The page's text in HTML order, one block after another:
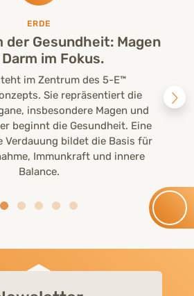
ERDE
der Gesundheit: Magen
im Fokus.
im Zentrum des 5-E™
Sie repräsentiert die
insbesondere Magen und
beginnt die Gesundheit. Eine
Verdauung bildet die Basis für
Immunkraft und innere
Balance.